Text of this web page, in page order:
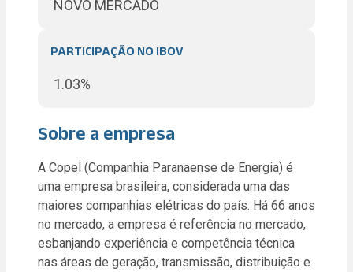
NOVO MERCADO
PARTICIPAÇÃO NO IBOV
1.03%
Sobre a empresa
A Copel (Companhia Paranaense de Energia) é
uma empresa brasileira, considerada uma das
maiores companhias elétricas do país. Há 66 anos
no mercado, a empresa é referência no mercado,
esbanjando experiência e competência técnica
nas áreas de geração, transmissão, distribuição e